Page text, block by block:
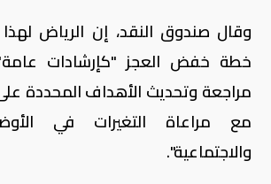
وقال صندوق النقد، إن الرياض
خطة خفض العجز "كإرشادات
مراجعة وتحديث الأهداف المحددة
مع مراعاة التغيرات في
والاجتماعية".